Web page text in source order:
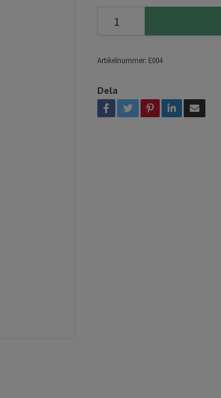
Artikelnummer: E004
Dela